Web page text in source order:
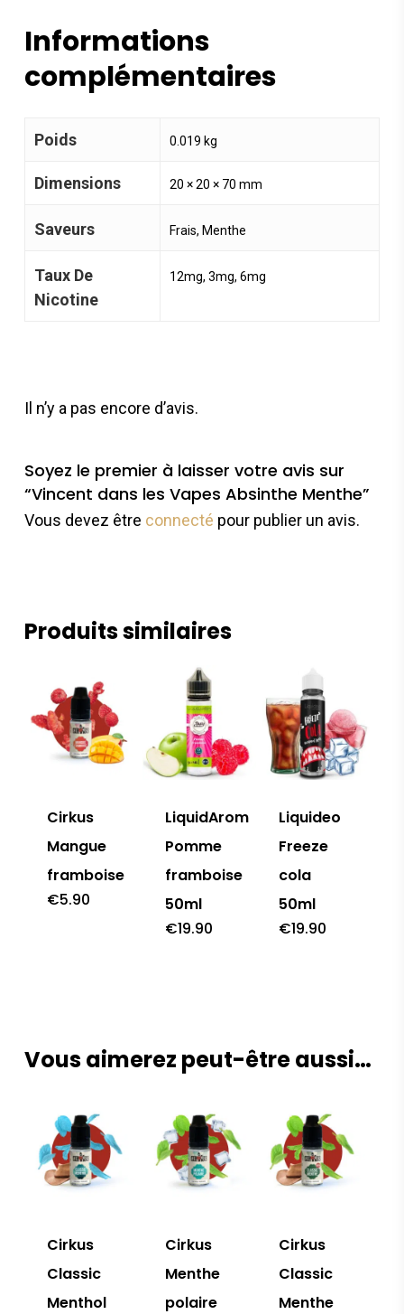
Informations
complémentaires
Poids 0.019 kg
Dimensions 20 × 20 × 70 mm
Saveurs Frais, Menthe
Taux De
Nicotine
12mg, 3mg, 6mg
Il n’y a pas encore d’avis.
Soyez le premier à laisser votre avis sur
“Vincent dans les Vapes Absinthe Menthe”
Vous devez être connecté pour publier un avis.
Produits similaires
Cirkus
Mangue
framboise
€5.90
LiquidArom
Pomme
framboise
50ml
€19.90
Liquideo
Freeze
cola
50ml
€19.90
Vous aimerez peut-être aussi…
Cirkus
Classic
Menthol
Cirkus
Menthe
polaire
Cirkus
Classic
Menthe